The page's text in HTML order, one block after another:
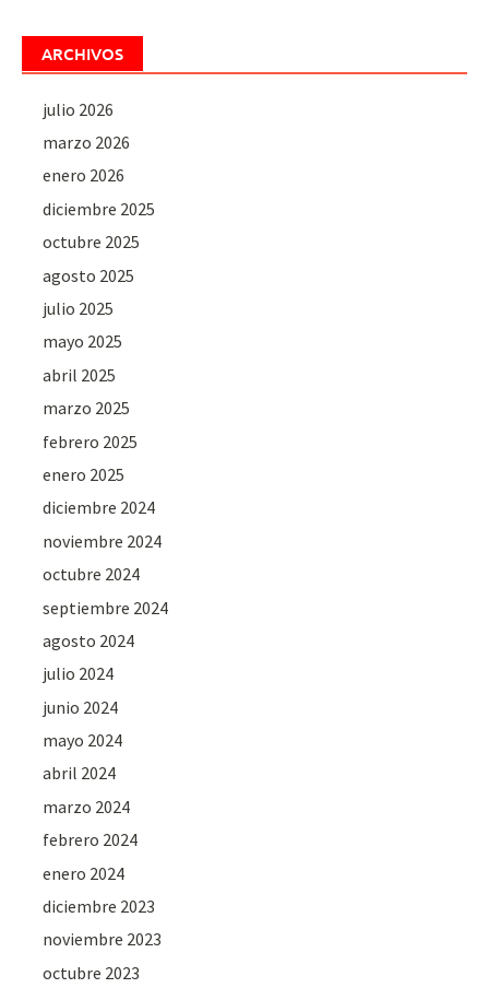
ARCHIVOS
julio 2026
marzo 2026
enero 2026
diciembre 2025
octubre 2025
agosto 2025
julio 2025
mayo 2025
abril 2025
marzo 2025
febrero 2025
enero 2025
diciembre 2024
noviembre 2024
octubre 2024
septiembre 2024
agosto 2024
julio 2024
junio 2024
mayo 2024
abril 2024
marzo 2024
febrero 2024
enero 2024
diciembre 2023
noviembre 2023
octubre 2023